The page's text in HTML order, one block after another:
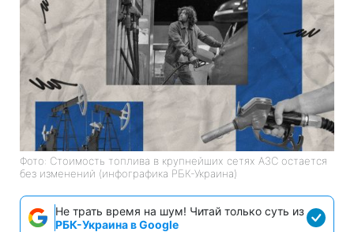
Фото: Стоимость топлива в крупнейших сетях АЗС остается
без изменений (инфографика РБК-Украина)
Не трать время на шум! Читай только суть из
РБК-Украина в Google